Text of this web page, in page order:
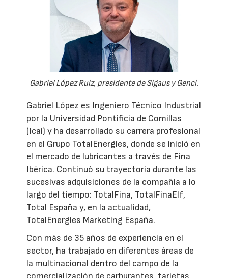
Gabriel López Ruiz, presidente de Sigaus y Genci.
Gabriel López es Ingeniero Técnico Industrial
por la Universidad Pontificia de Comillas
(Icai) y ha desarrollado su carrera profesional
en el Grupo TotalEnergies, donde se inició en
el mercado de lubricantes a través de Fina
Ibérica. Continuó su trayectoria durante las
sucesivas adquisiciones de la compañía a lo
largo del tiempo: TotalFina, TotalFinaElf,
Total España y, en la actualidad,
TotalEnergies Marketing España.
Con más de 35 años de experiencia en el
sector, ha trabajado en diferentes áreas de
la multinacional dentro del campo de la